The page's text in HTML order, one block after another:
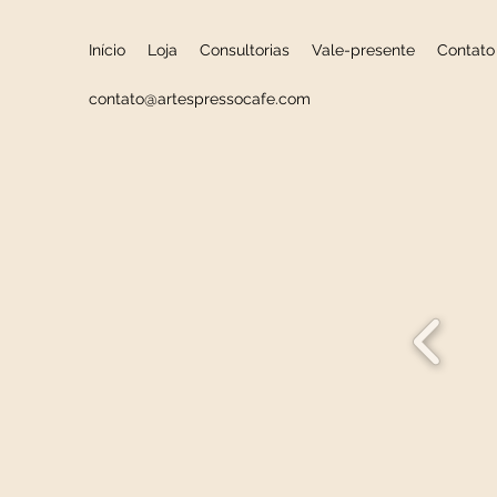
Início Loja Consultorias Vale-presente Contato
contato@artespressocafe.com